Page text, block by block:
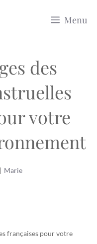
Menu
des
votre
| Marie
françaises pour votre